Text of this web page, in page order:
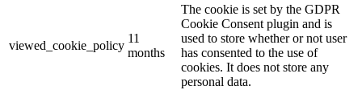
viewed_cookie_policy
11
months
The cookie is set by the GDPR
Cookie Consent plugin and is
used to store whether or not user
has consented to the use of
cookies. It does not store any
personal data.